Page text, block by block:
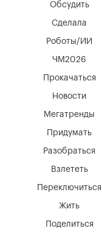
Мегатренды
Придумать
Разобраться
Взлететь
Новости
Переключиться
Жить
Поделиться
Обсудить
Сделала
Роботы/ИИ
ЧМ2026
Прокачаться